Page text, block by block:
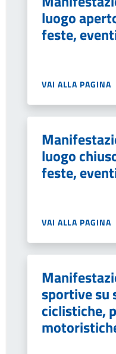
luogo
feste,
VAI ALLA PAGINA
luogo
feste,
VAI ALLA PAGINA
sportive su
ciclistiche,